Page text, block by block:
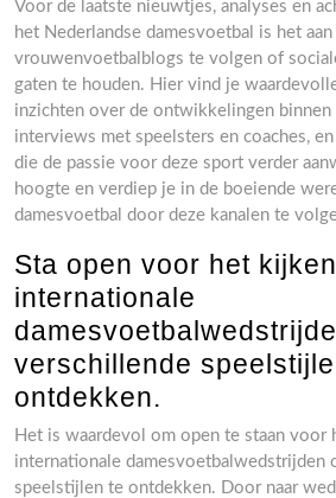
Voor de laatste nieuwtjes, analyses en
het Nederlandse damesvoetbal is het
vrouwenvoetbalblogs te volgen of
gaten te houden. Hier vind je
inzichten over de ontwikkelingen
interviews met speelsters en coaches,
die de passie voor deze sport verder
hoogte en verdiep je in de boeiende
damesvoetbal door deze kanalen te
Sta open voor het
internationale
verschillende
ontdekken.
Het is waardevol om open te staan voor
internationale damesvoetbalwedstrijden
speelstijlen te ontdekken. Door naar